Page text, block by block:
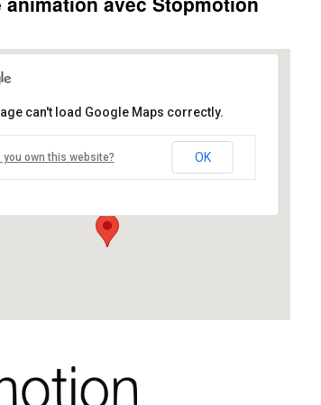
Pour Tous - Salle des
can't load Google Maps correctly.
you own this website? OK